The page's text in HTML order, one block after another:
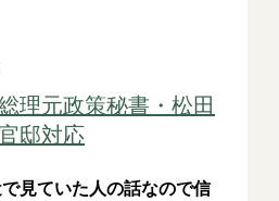
理元政策秘書・松田
邸対応
見ていた人の話なので信